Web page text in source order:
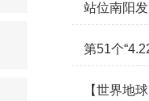
站位南阳
第51个
【世界地